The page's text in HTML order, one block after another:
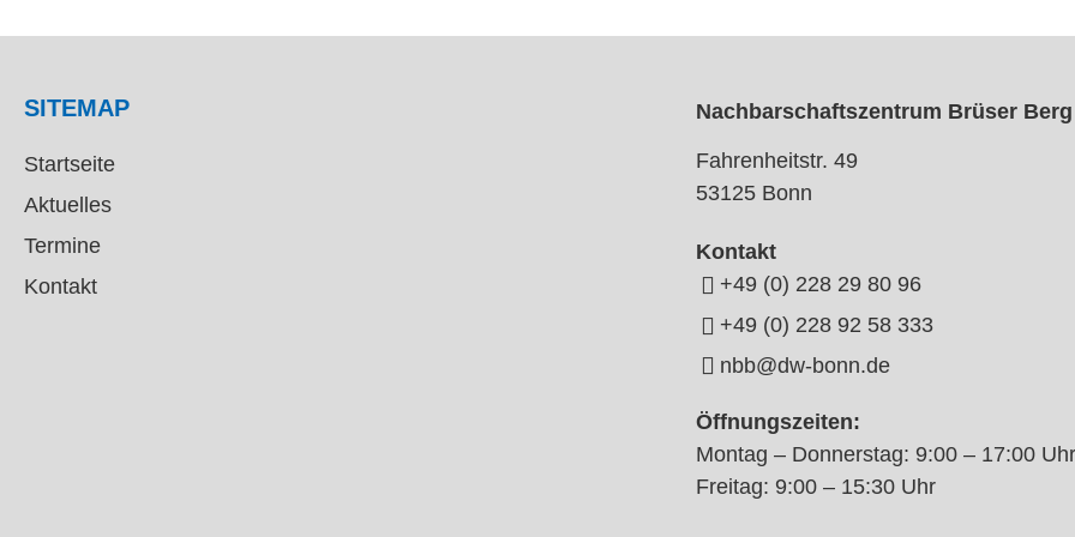
SITEMAP
Startseite
Aktuelles
Termine
Kontakt
Nachbarschaftszentrum Brüser Berg
Fahrenheitstr. 49
53125 Bonn
Kontakt
+49 (0) 228 29 80 96
+49 (0) 228 92 58 333
nbb@dw-bonn.de
Öffnungszeiten:
Montag – Donnerstag: 9:00 – 17:00 Uhr
Freitag: 9:00 – 15:30 Uhr